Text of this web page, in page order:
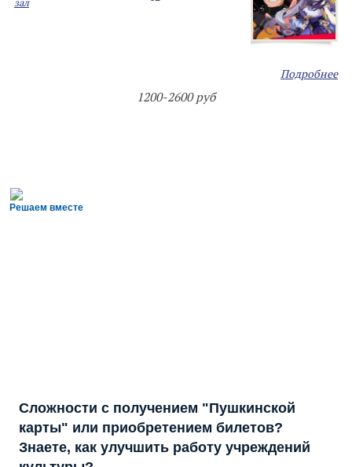
зал
Подробнее
1200-2600 руб
Решаем вместе
Сложности с получением "Пушкинской
карты" или приобретением билетов?
Знаете, как улучшить работу учреждений